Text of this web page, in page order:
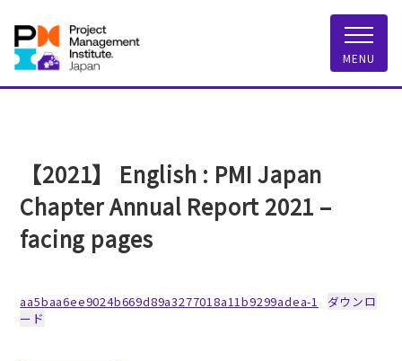
一般社団法人 PMI
MENU
【2021】 English : PMI Japan
Chapter Annual Report 2021 –
facing pages
aa5baa6ee9024b669d89a3277018a11b9299adea-1
ダウンロ
ード